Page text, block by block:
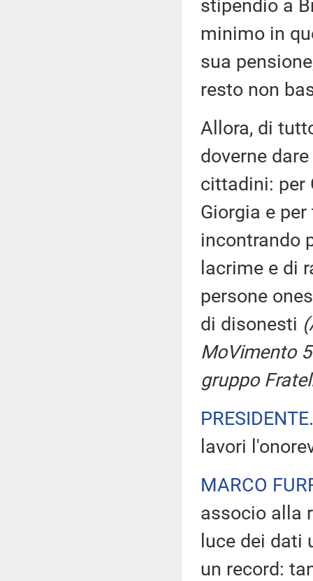
stipendio a
minimo in
sua
resto non
Allora, di
doverne
cittadini: per
Giorgia e
incontrando
lacrime e di
persone
di disonesti
MoVimento
gruppo
PRESIDENTE
lavori
MARCO
associo alla
luce dei
un record: